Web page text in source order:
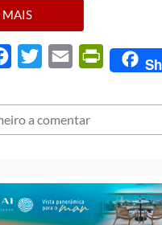
MAIS
Facebook
Twitter Email
a comentar